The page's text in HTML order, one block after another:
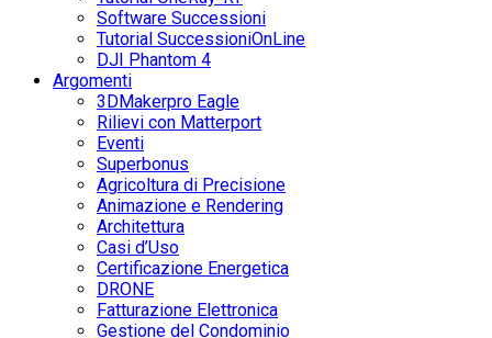
Software Successioni
Tutorial SuccessioniOnLine
DJI Phantom 4
Argomenti
3DMakerpro Eagle
Rilievi con Matterport
Eventi
Superbonus
Agricoltura di Precisione
Animazione e Rendering
Architettura
Casi d’Uso
Certificazione Energetica
DRONE
Fatturazione Elettronica
Gestione del Condominio